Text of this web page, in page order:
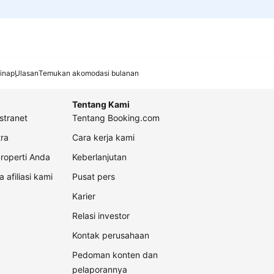
UlasanTemukan akomodasi bulanan
Anda
afiliasi kami
Tentang Kami
Tentang Booking.com
Cara kerja kami
Keberlanjutan
Pusat pers
Karier
Relasi investor
Kontak perusahaan
Pedoman konten dan
pelaporannya